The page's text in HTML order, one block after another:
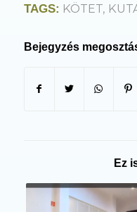
TAGS: KÖTET,
Bejegyzés
Ez